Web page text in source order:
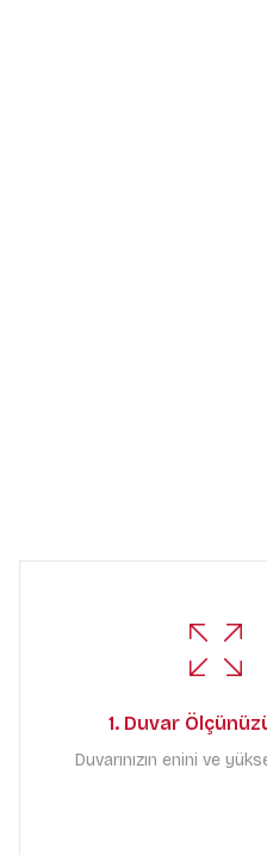
1. Duvar
Duvarınızın enini ve